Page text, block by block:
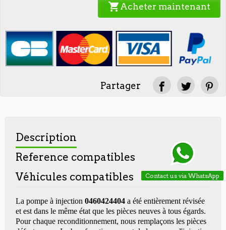
shopping_cart Acheter maintenant
Partager
Description
Reference compatibles
Véhicules compatibles
La pompe à injection 0460424404 a été entièrement révisée
et est dans le même état que les pièces neuves à tous égards.
Pour chaque reconditionnement, nous remplaçons les pièces
Contact us via WhatsApp